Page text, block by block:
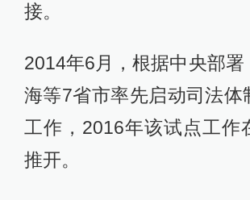
接。
2014年6月，根据中央部署
海等7省市率先启动司法体
工作，2016年该试点工作
推开。